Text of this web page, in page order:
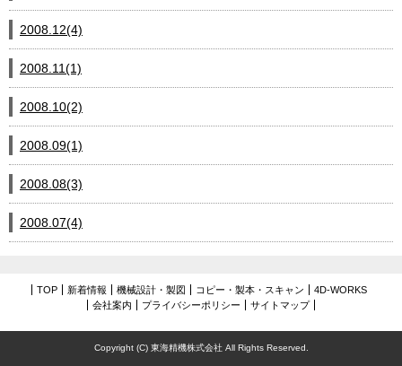
2008.12(4)
2008.11(1)
2008.10(2)
2008.09(1)
2008.08(3)
2008.07(4)
TOP 新着情報 機械設計・製図 コピー・製本・スキャン
4D-WORKS
会社案内
プライバシーポリシー サイトマップ
Copyright (C) 東海精機株式会社 All Rights Reserved.